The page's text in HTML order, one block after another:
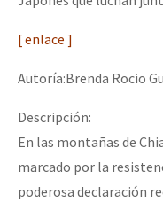
[ enlace ]
Autoría:Brenda Rocio
Descripción:
En las montañas de
marcado por la
poderosa declaración